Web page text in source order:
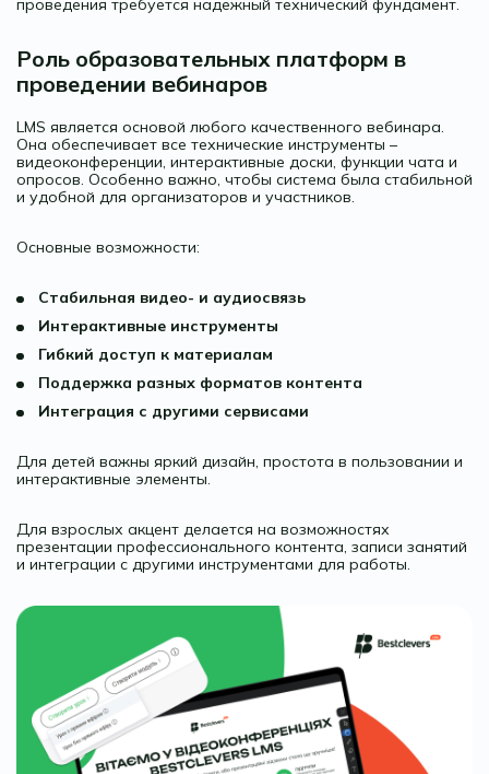
проведения требуется надежный технический фундамент.
Роль образовательных платформ в
проведении вебинаров
LMS является основой любого качественного вебинара.
Она обеспечивает все технические инструменты –
видеоконференции, интерактивные доски, функции чата и
опросов. Особенно важно, чтобы система была стабильной
и удобной для организаторов и участников.
Основные возможности:
Стабильная видео- и аудиосвязь
Интерактивные инструменты
Гибкий доступ к материалам
Поддержка разных форматов контента
Интеграция с другими сервисами
Для детей важны яркий дизайн, простота в пользовании и
интерактивные элементы.
Для взрослых акцент делается на возможностях
презентации профессионального контента, записи занятий
и интеграции с другими инструментами для работы.